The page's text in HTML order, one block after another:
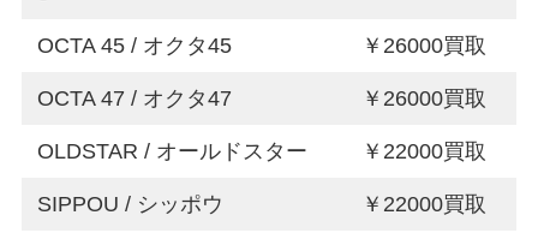
OCTA 45 / オクタ45 ￥26000買取
OCTA 47 / オクタ47 ￥26000買取
OLDSTAR / オールドスター ￥22000買取
SIPPOU / シッポウ ￥22000買取